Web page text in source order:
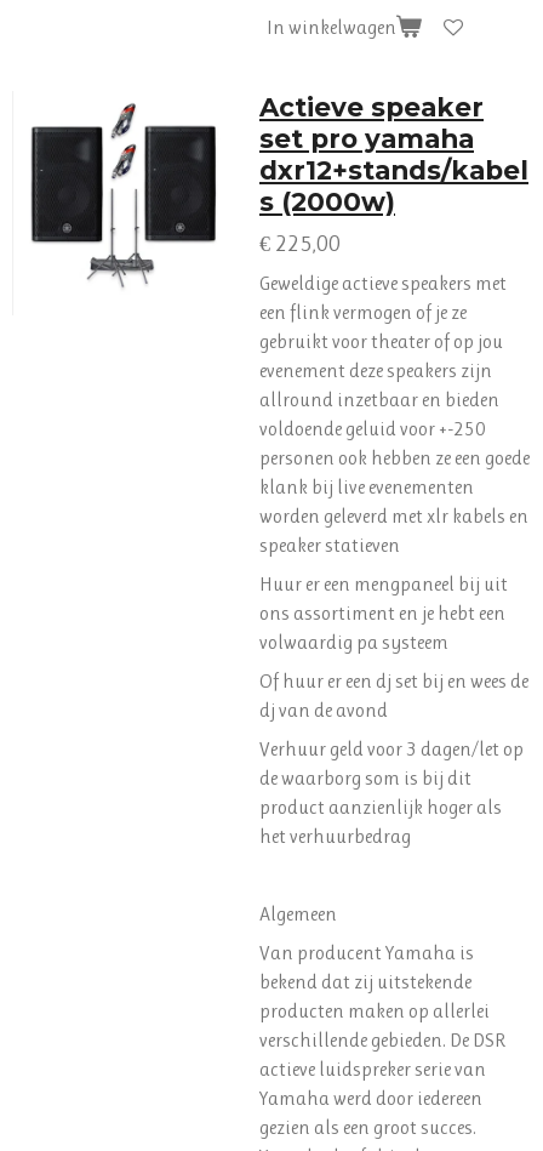
In winkelwagen
Actieve speaker
set pro yamaha
dxr12+stands/kabel
s (2000w)
€ 225,00
Geweldige actieve speakers met
een flink vermogen of je ze
gebruikt voor theater of op jou
evenement deze speakers zijn
allround inzetbaar en bieden
voldoende geluid voor +-250
personen ook hebben ze een goede
klank bij live evenementen
worden geleverd met xlr kabels en
speaker statieven
Huur er een mengpaneel bij uit
ons assortiment en je hebt een
volwaardig pa systeem
Of huur er een dj set bij en wees de
dj van de avond
Verhuur geld voor 3 dagen/let op
de waarborg som is bij dit
product aanzienlijk hoger als
het verhuurbedrag
Algemeen
Van producent Yamaha is
bekend dat zij uitstekende
producten maken op allerlei
verschillende gebieden. De DSR
actieve luidspreker serie van
Yamaha werd door iedereen
gezien als een groot succes.